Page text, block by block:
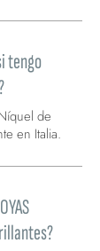
tengo
de
en Italia.